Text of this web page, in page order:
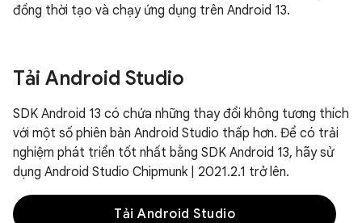
đồng thời tạo và chạy ứng dụng trên Android 13.
Tải Android Studio
SDK Android 13 có chứa những thay đổi không tương thích
với một số phiên bản Android Studio thấp hơn. Để có trải
nghiệm phát triển tốt nhất bằng SDK Android 13, hãy sử
dụng Android Studio Chipmunk | 2021.2.1 trở lên.
Tải Android Studio